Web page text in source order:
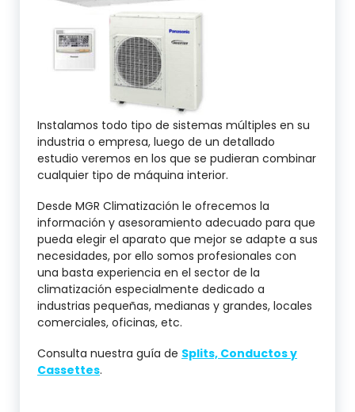
Instalamos todo tipo de sistemas múltiples en su
industria o empresa, luego de un detallado
estudio veremos en los que se pudieran combinar
cualquier tipo de máquina interior.
Desde MGR Climatización le ofrecemos la
información y asesoramiento adecuado para que
pueda elegir el aparato que mejor se adapte a sus
necesidades, por ello somos profesionales con
una basta experiencia en el sector de la
climatización especialmente dedicado a
industrias pequeñas, medianas y grandes, locales
comerciales, oficinas, etc.
Consulta nuestra guía de Splits, Conductos y
Cassettes.